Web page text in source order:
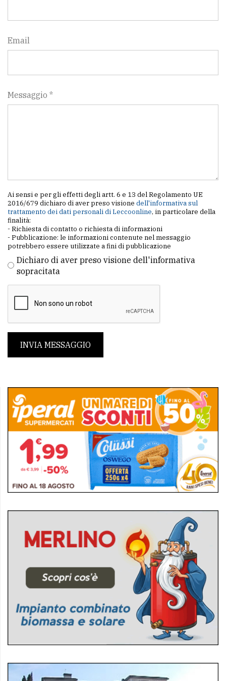
Email
Messaggio *
Ai sensi e per gli effetti degli artt. 6 e 13 del Regolamento UE
2016/679 dichiaro di aver preso visione dell'informativa sul
trattamento dei dati personali di Leccoonline, in particolare della
finalità:
- Richiesta di contatto o richiesta di informazioni
- Pubblicazione: le informazioni contenute nel messaggio
potrebbero essere utilizzate a fini di pubblicazione
Dichiaro di aver preso visione dell'informativa
sopracitata
INVIA MESSAGGIO